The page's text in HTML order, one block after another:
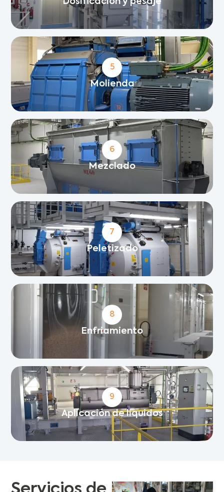
5
Molienda
6
Mezclado
7
Peletizado
8
Enfriamiento
9
Aplicación de líquidos